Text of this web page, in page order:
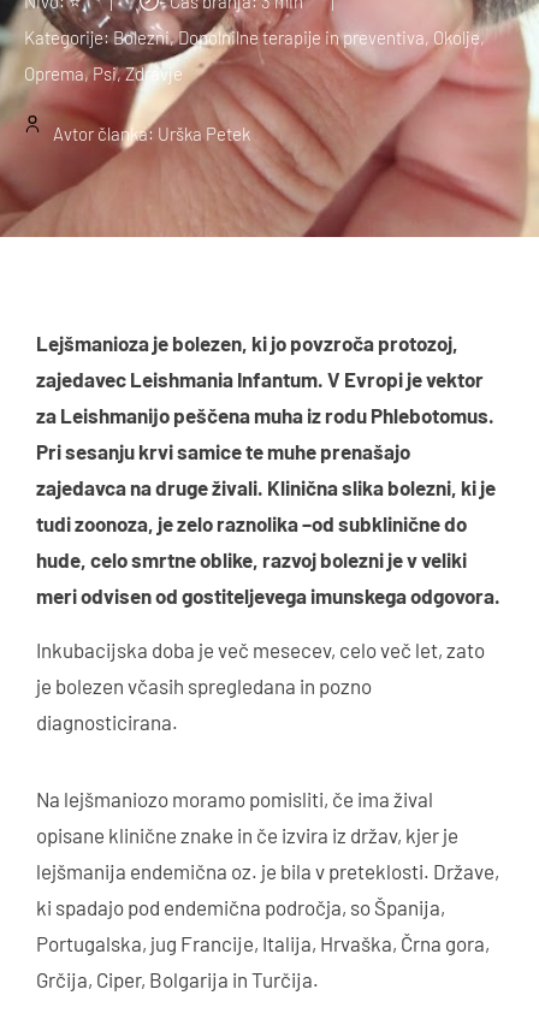
Kategorije: Bolezni,Dopolnilne terapije in preventiva, Okolje,
Oprema,Psi,Zdravje
Avtor članka: Urška Petek
Lejšmanioza je bolezen, ki jo povzroča protozoj,
zajedavec Leishmania Infantum. V Evropi je vektor
za Leishmanijo peščena muha iz rodu Phlebotomus.
Pri sesanju krvi samice te muhe prenašajo
zajedavca na druge živali. Klinična slika bolezni, ki je
tudi zoonoza, je zelo raznolika –od subklinične do
hude, celo smrtne oblike, razvoj bolezni je v veliki
meri odvisen od gostiteljevega imunskega odgovora.
Inkubacijska doba je več mesecev, celo več let, zato
je bolezen včasih spregledana in pozno
diagnosticirana.
Na lejšmaniozo moramo pomisliti, če ima žival
opisane klinične znake in če izvira iz držav, kjer je
lejšmanija endemična oz. je bila v preteklosti. Države,
ki spadajo pod endemična področja, so Španija,
Portugalska, jug Francije, Italija, Hrvaška, Črna gora,
Grčija, Ciper, Bolgarija in Turčija.